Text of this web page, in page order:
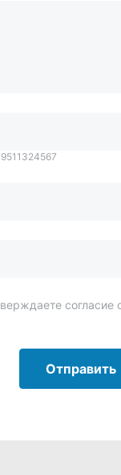
Отправить